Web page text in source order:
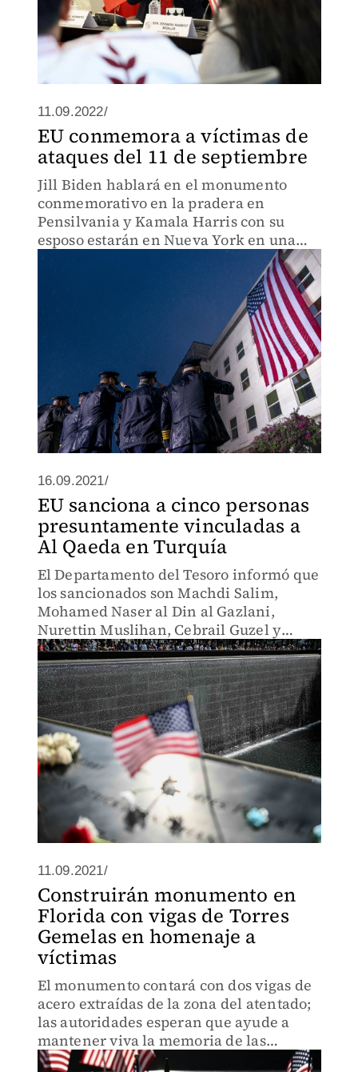
11.09.2022/
EU conmemora a víctimas de
ataques del 11 de septiembre
Jill Biden hablará en el monumento
conmemorativo en la pradera en
Pensilvania y Kamala Harris con su
esposo estarán en Nueva York en una
ceremonia conmemorativa.
16.09.2021/
EU sanciona a cinco personas
presuntamente vinculadas a
Al Qaeda en Turquía
El Departamento del Tesoro informó que
los sancionados son Machdi Salim,
Mohamed Naser al Din al Gazlani,
Nurettin Muslihan, Cebrail Guzel y
Soner Guerleyen.
11.09.2021/
Construirán monumento en
Florida con vigas de Torres
Gemelas en homenaje a
víctimas
El monumento contará con dos vigas de
acero extraídas de la zona del atentado;
las autoridades esperan que ayude a
mantener viva la memoria de las
víctimas del 11 de septiembre.